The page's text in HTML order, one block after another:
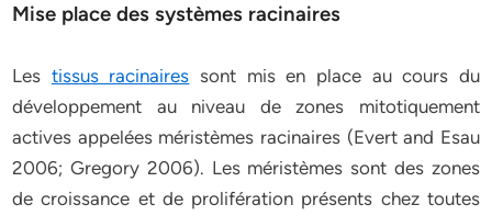
Mise place des systèmes racinaires
Les tissus racinaires sont mis en place au cours du
développement au niveau de zones mitotiquement
actives appelées méristèmes racinaires (Evert and Esau
2006; Gregory 2006). Les méristèmes sont des zones
de croissance et de prolifération présents chez toutes